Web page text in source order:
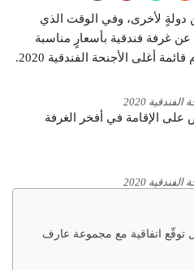
دولةٍ لأخرى، وفي الوقت الذي
غرفة فندقية بأسعارٍ مناسبة
أغلى الأجنحة الفندقية 2020.
2020
الإقامة في أفخر الغرفة
2020
توقّع اتفاقية مع مجموعة عارف